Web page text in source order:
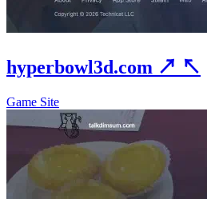
hyperbowl3d.com ↗ ↖
Game Site